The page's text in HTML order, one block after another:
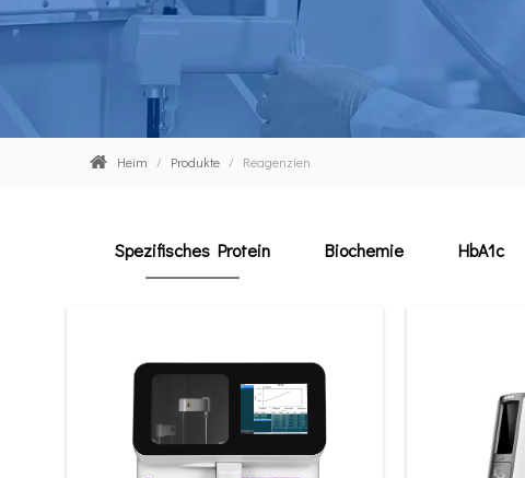
Heim / Produkte / Reagenzien
Spezifisches Protein Biochemie HbA1c